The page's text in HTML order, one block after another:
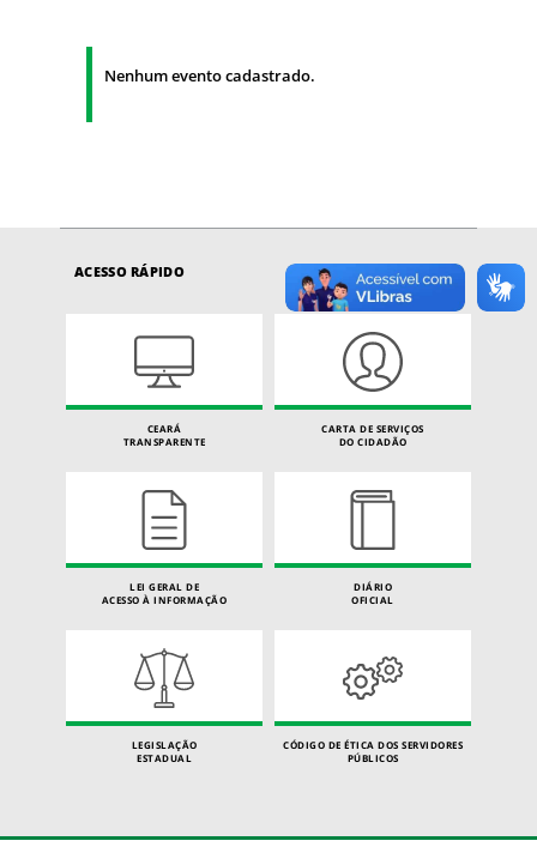
Nenhum evento cadastrado.
ACESSO RÁPIDO
CEARÁ
TRANSPARENTE
CARTA DE SERVIÇOS
DO CIDADÃO
LEI GERAL DE
ACESSO À INFORMAÇÃO
DIÁRIO
OFICIAL
LEGISLAÇÃO
ESTADUAL
CÓDIGO DE ÉTICA DOS SERVIDORES
PÚBLICOS